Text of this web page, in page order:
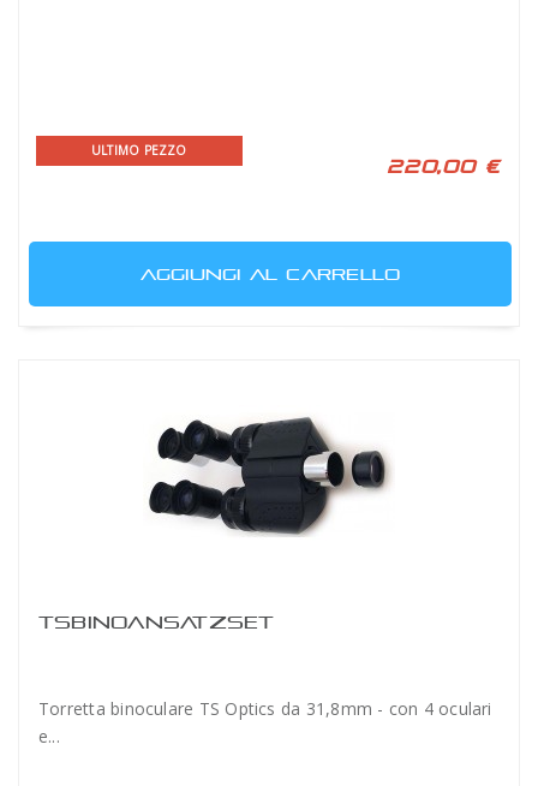
ULTIMO PEZZO
220,00 €
AGGIUNGI AL CARRELLO
TSBINOANSATZSET
Torretta binoculare TS Optics da 31,8mm - con 4 oculari
e...